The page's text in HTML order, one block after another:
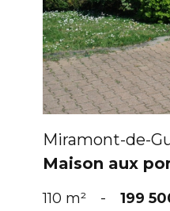
Miramont-de-
Maison aux
110 m² - 199